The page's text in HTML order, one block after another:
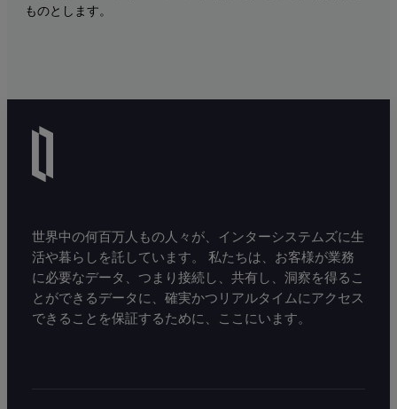
ものとします。
世界中の何百万人もの人々が、インターシステムズに生
活や暮らしを託しています。 私たちは、お客様が業務
に必要なデータ、つまり接続し、共有し、洞察を得るこ
とができるデータに、確実かつリアルタイムにアクセス
できることを保証するために、ここにいます。